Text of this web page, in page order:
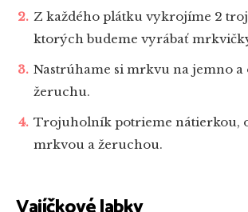
Z každého plátku vykrojíme 2
ktorých budeme vyrábať
Nastrúhame si mrkvu na jemno a
žeruchu.
Trojuholník potrieme nátierkou,
mrkvou a žeruchou.